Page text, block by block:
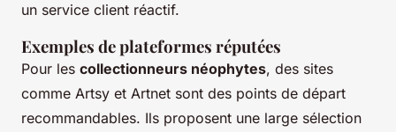
un service client réactif.
Exemples de plateformes réputées
Pour les collectionneurs néophytes, des sites
comme Artsy et Artnet sont des points de départ
recommandables. Ils proposent une large sélection